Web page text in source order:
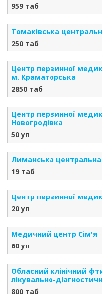
959 таб
Томаківська
250 таб
Центр первинної
м. Краматорська
2850 таб
Центр первинної
Новогродівка
50 уп
Лиманська центральна
19 таб
Центр первинної
20 уп
Медичний центр Сім'я
60 уп
Обласний клінічний
лікувально-
800 таб